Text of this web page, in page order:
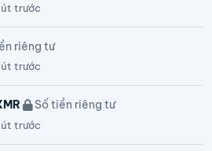
trước
riêng tư
trước
Số tiền riêng tư
trước